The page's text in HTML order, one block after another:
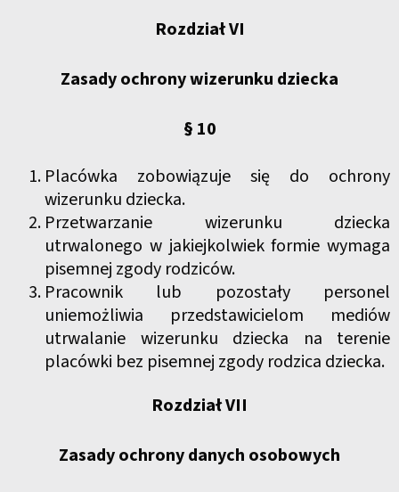
Rozdział VI
Zasady ochrony wizerunku dziecka
§ 10
Placówka zobowiązuje się do ochrony
wizerunku dziecka.
Przetwarzanie wizerunku dziecka
utrwalonego w jakiejkolwiek formie wymaga
pisemnej zgody rodziców.
Pracownik lub pozostały personel
uniemożliwia przedstawicielom mediów
utrwalanie wizerunku dziecka na terenie
placówki bez pisemnej zgody rodzica dziecka.
Rozdział VII
Zasady ochrony danych osobowych